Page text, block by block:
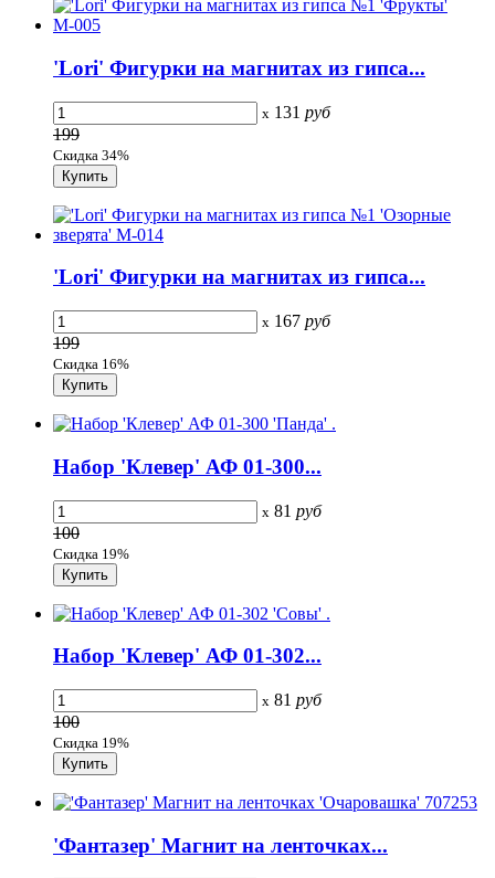
'Lori' Фигурки на магнитах из гипса...
x 131 руб
199
Скидка 34%
'Lori' Фигурки на магнитах из гипса...
x 167 руб
199
Скидка 16%
Набор 'Клевер' АФ 01-300...
x 81 руб
100
Скидка 19%
Набор 'Клевер' АФ 01-302...
x 81 руб
100
Скидка 19%
'Фантазер' Магнит на ленточках...